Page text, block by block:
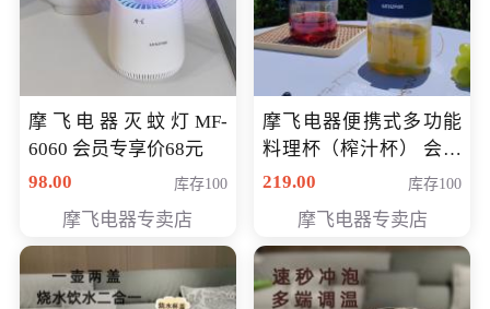
摩飞电器灭蚊灯MF-
6060 会员专享价68元
98.00
库存100
摩飞电器专卖店
摩飞电器便携式多功能
料理杯（榨汁杯） 会员
专享价118元
219.00 库存100
摩飞电器专卖店